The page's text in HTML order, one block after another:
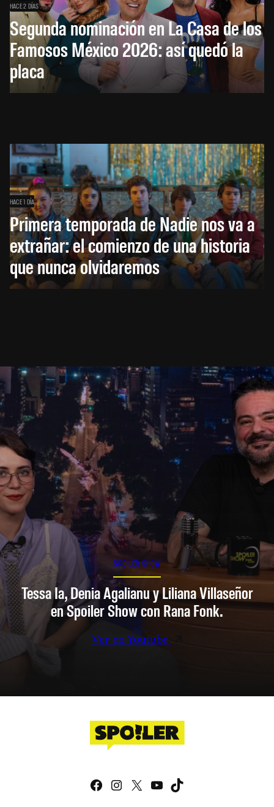
HACE 2 DÍAS
Segunda nominación en La Casa de los
Famosos México 2026: así quedó la
placa
HACE 1 DÍA
Primera temporada de Nadie nos va a
extrañar: el comienzo de una historia
que nunca olvidaremos
SPOILER SHOW
Tessa Ia, Denia Agalianu y Liliana Villaseñor
en Spoiler Show con Rana Fonk.
Ver en Youtube
Facebook
Instagram
X YouTube